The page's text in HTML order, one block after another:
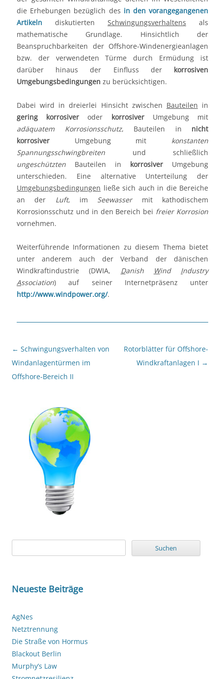
die Erhebungen bezüglich des in den vorangegangenen
Artikeln diskutierten Schwingungsverhaltens als
mathematische Grundlage. Hinsichtlich der
Beanspruchbarkeiten der Offshore-Windenergieanlagen
bzw. der verwendeten Türme durch Ermüdung ist
darüber hinaus der Einfluss der korrosiven
Umgebungsbedingungen zu berücksichtigen.
Dabei wird in dreierlei Hinsicht zwischen Bauteilen in
gering korrosiver oder korrosiverUmgebung mit
adäquatem Korrosionsschutz, Bauteilen in nicht
korrosiver Umgebung mit konstanten
Spannungsschwingbreiten und schließlich
ungeschützten Bauteilen in korrosiver Umgebung
unterschieden. Eine alternative Unterteilung der
Umgebungsbedingungen ließe sich auch in die Bereiche
an der Luft, im Seewassermit kathodischem
Korrosionsschutz und in den Bereich bei freier Korrosion
vornehmen.
Weiterführende Informationen zu diesem Thema bietet
unter anderem auch der Verband der dänischen
Windkraftindustrie (DWIA, Danish Wind Industry
Association) auf seiner Internetpräsenz unter
http://www.windpower.org/.
Beitragsnavigation
← Schwingungsverhalten von
Windanlagentürmen im
Offshore-Bereich II
Rotorblätter für Offshore-
Windkraftanlagen I →
nach:
Neueste Beiträge
AgNes
Netztrennung
Die Straße von Hormus
Blackout Berlin
Murphy’s Law